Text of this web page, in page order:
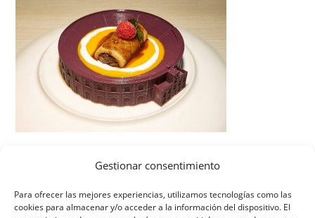
Gestionar consentimiento
Para ofrecer las mejores experiencias, utilizamos tecnologías como las
cookies para almacenar y/o acceder a la información del dispositivo. El